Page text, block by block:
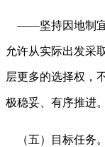
——坚持因地制宜
允许从实际出发采
层更多的选择权，
极稳妥、有序推进。
（五）目标任务